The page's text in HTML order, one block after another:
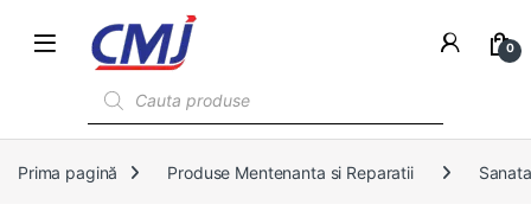
0
Prima pagină Produse Mentenanta si Reparatii